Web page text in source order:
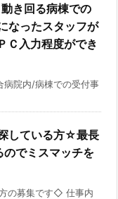
き回る病棟での
なったスタッフが
Ｃ入力程度ができ
病院内/病棟での受付事
している方☆最長
でミスマッチを
の募集です◇ 仕事内